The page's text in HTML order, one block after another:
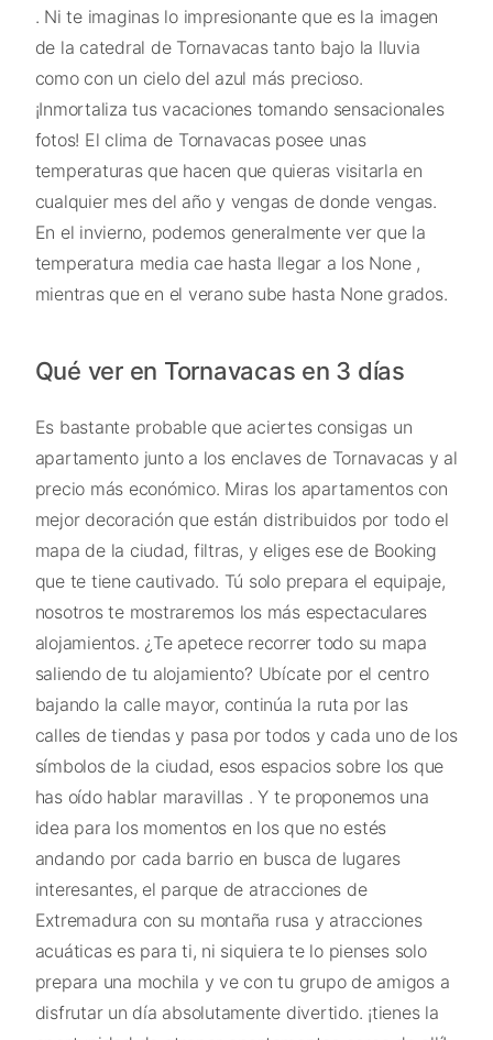
. Ni te imaginas lo impresionante que es la imagen
de la catedral de Tornavacas tanto bajo la lluvia
como con un cielo del azul más precioso.
¡Inmortaliza tus vacaciones tomando sensacionales
fotos! El clima de Tornavacas posee unas
temperaturas que hacen que quieras visitarla en
cualquier mes del año y vengas de donde vengas.
En el invierno, podemos generalmente ver que la
temperatura media cae hasta llegar a los None ,
mientras que en el verano sube hasta None grados.
Qué ver en Tornavacas en 3 días
Es bastante probable que aciertes consigas un
apartamento junto a los enclaves de Tornavacas y al
precio más económico. Miras los apartamentos con
mejor decoración que están distribuidos por todo el
mapa de la ciudad, filtras, y eliges ese de Booking
que te tiene cautivado. Tú solo prepara el equipaje,
nosotros te mostraremos los más espectaculares
alojamientos. ¿Te apetece recorrer todo su mapa
saliendo de tu alojamiento? Ubícate por el centro
bajando la calle mayor, continúa la ruta por las
calles de tiendas y pasa por todos y cada uno de los
símbolos de la ciudad, esos espacios sobre los que
has oído hablar maravillas . Y te proponemos una
idea para los momentos en los que no estés
andando por cada barrio en busca de lugares
interesantes, el parque de atracciones de
Extremadura con su montaña rusa y atracciones
acuáticas es para ti, ni siquiera te lo pienses solo
prepara una mochila y ve con tu grupo de amigos a
disfrutar un día absolutamente divertido. ¡tienes la